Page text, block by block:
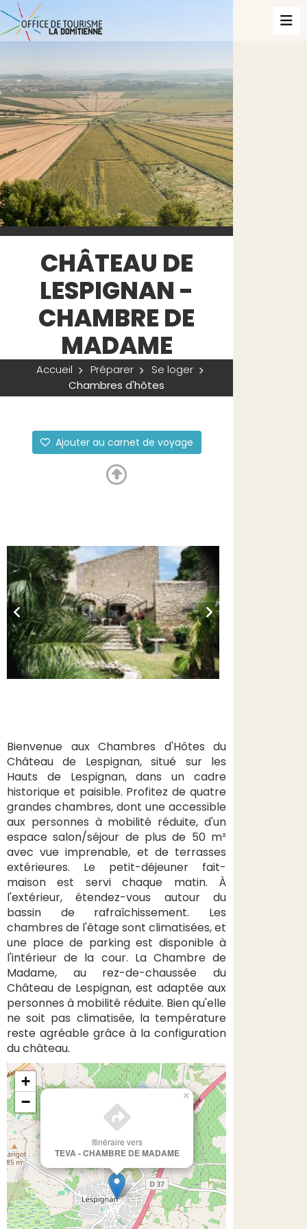
CHÂTEAU DE
LESPIGNAN -
CHAMBRE DE
MADAME
Accueil Préparer
Se loger
Chambres d'hôtes
Ajouter au carnet de voyage
Bienvenue aux Chambres d'Hôtes du
Château de Lespignan, situé sur les
Hauts de Lespignan, dans un cadre
historique et paisible. Profitez de quatre
grandes chambres, dont une accessible
aux personnes à mobilité réduite, d'un
espace salon/séjour de plus de 50 m²
avec vue imprenable, et de terrasses
extérieures. Le petit-déjeuner fait-
maison est servi chaque matin. À
l'extérieur, étendez-vous autour du
bassin de rafraîchissement. Les
chambres de l'étage sont climatisées, et
une place de parking est disponible à
l'intérieur de la cour. La Chambre de
Madame, au rez-de-chaussée du
Château de Lespignan, est adaptée aux
personnes à mobilité réduite. Bien qu'elle
ne soit pas climatisée, la température
reste agréable grâce à la configuration
du château.
Itinéraire vers
TEVA - CHAMBRE DE MADAME
×
+
−